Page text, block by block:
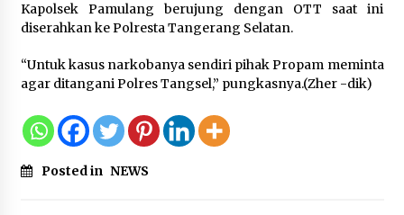
Wali Kota Serang Budi Rustandi
Pemenang Sayembara Logo HUT ke-
19 Kota Serang
Kesiapsiagaan Hadapi Ancaman
Kapolsek Pamulang berujung dengan OTT saat ini
diserahkan ke Polresta Tangerang Selatan.
“Untuk kasus narkobanya sendiri pihak Propam meminta
agar ditangani Polres Tangsel,” pungkasnya.(Zher -dik)
Posted in NEWS